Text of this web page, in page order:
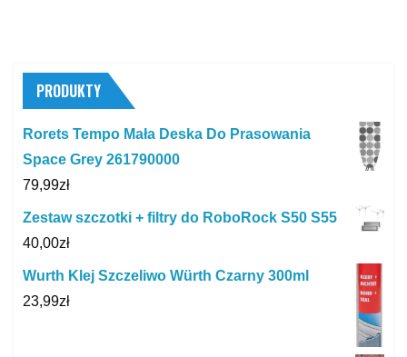
PRODUKTY
Rorets Tempo Mała Deska Do Prasowania
Space Grey 261790000
79,99zł
Zestaw szczotki + filtry do RoboRock S50 S55
40,00zł
Wurth Klej Szczeliwo Würth Czarny 300ml
23,99zł